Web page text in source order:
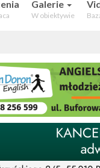
Galerie
W obiektywie